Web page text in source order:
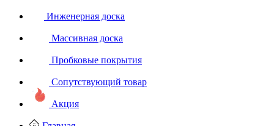
Инженерная доска
Массивная доска
Пробковые покрытия
Сопутствующий товар
Акция